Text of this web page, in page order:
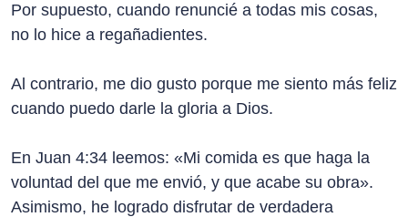
Por supuesto, cuando renuncié a todas mis cosas,
no lo hice a regañadientes.
Al contrario, me dio gusto porque me siento más feliz
cuando puedo darle la gloria a Dios.
En Juan 4:34 leemos: «Mi comida es que haga la
voluntad del que me envió, y que acabe su obra».
Asimismo, he logrado disfrutar de verdadera